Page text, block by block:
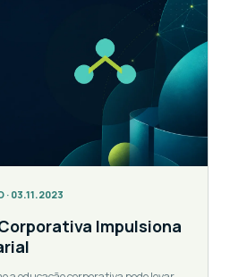
· 03.11.2023
Impulsiona